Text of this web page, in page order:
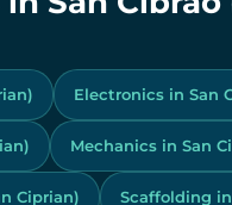
Electronics in San
Mechanics in San
Ciprian) Scaffolding in